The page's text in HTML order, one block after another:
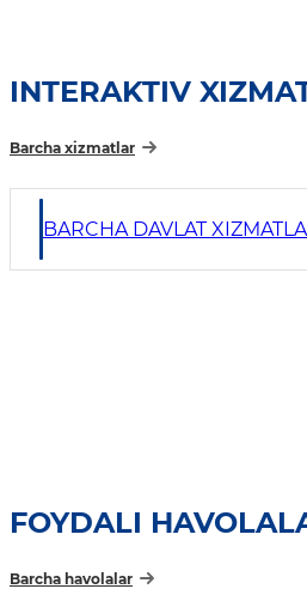
INTERAKTIV
Barcha xizmatlar
BARCHA DAVLAT
FOYDALI
Barcha havolalar